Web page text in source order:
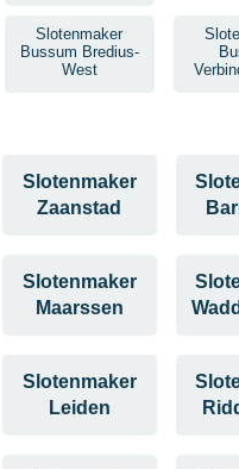
Slotenmaker
Bussum Bredius-
West
Slotenmaker
Zaanstad
Slotenmaker
Maarssen
Slotenmaker
Leiden